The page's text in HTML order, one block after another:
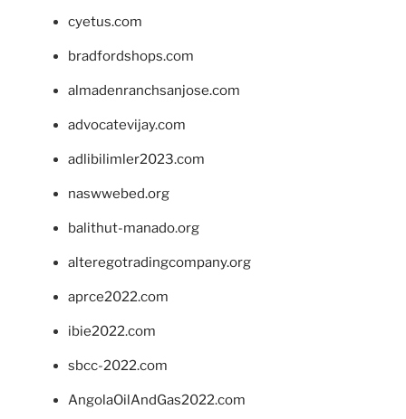
cyetus.com
bradfordshops.com
almadenranchsanjose.com
advocatevijay.com
adlibilimler2023.com
naswwebed.org
balithut-manado.org
alteregotradingcompany.org
aprce2022.com
ibie2022.com
sbcc-2022.com
AngolaOilAndGas2022.com